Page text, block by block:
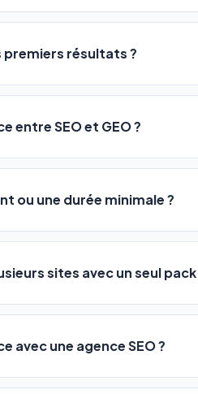
été conçu pour être accessible
Pas de code, pas de
votre activité, et le logiciel gère
premiers résultats ?
une amélioration de leur
entre SEO et GEO ?
vous positionne sur les
va plus loin : il fait en
comme référence dans leurs
ou une durée minimale ?
sont résiliables à tout
par téléphone (09 73 89 23 94)
est totale.
sites avec un seul pack
de sites différent :
avec une agence SEO ?
entre500 et 3 000€/